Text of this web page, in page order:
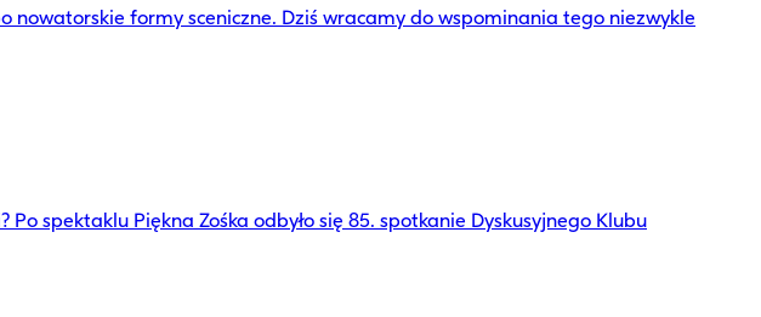
formy sceniczne. Dziś wracamy do wspominania tego niezwykle
Po spektaklu Piękna Zośka odbyło się 85. spotkanie Dyskusyjnego Klubu